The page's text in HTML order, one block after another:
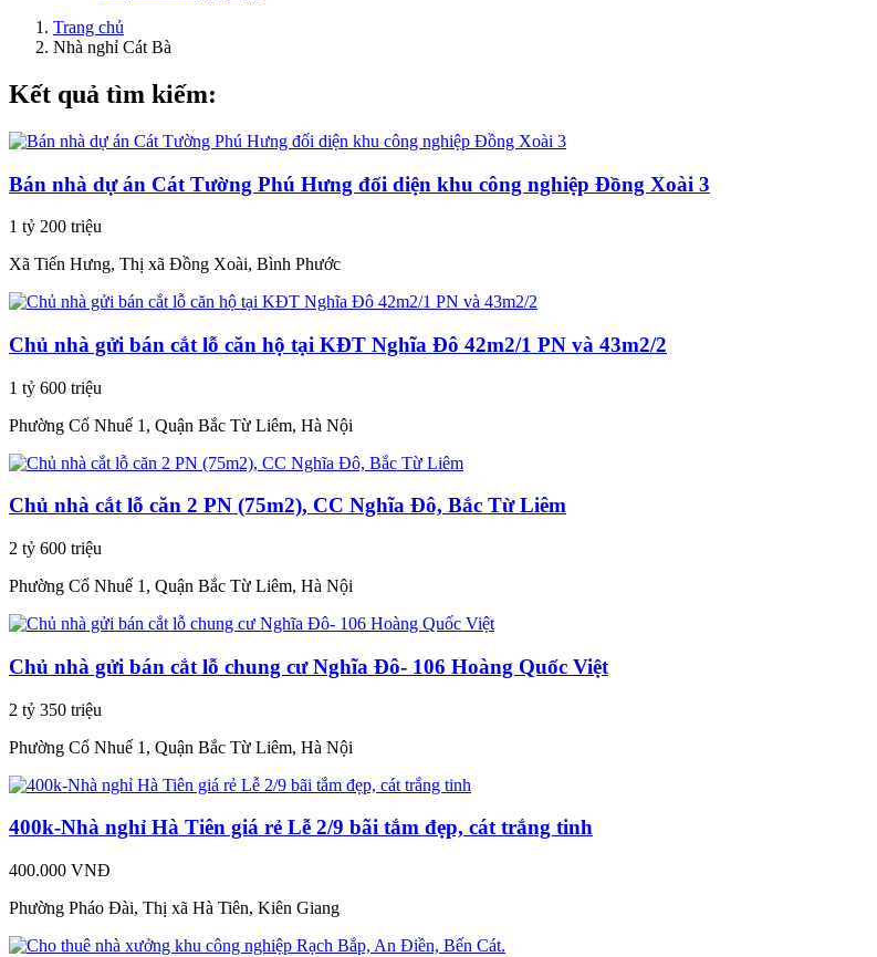
Trang chủ
Nhà nghỉ Cát Bà
Kết quả tìm kiếm:
Bán nhà dự án Cát Tường Phú Hưng đối diện khu công nghiệp Đồng Xoài 3
1 tỷ 200 triệu
Xã Tiến Hưng, Thị xã Đồng Xoài, Bình Phước
Chủ nhà gửi bán cắt lỗ căn hộ tại KĐT Nghĩa Đô 42m2/1 PN và 43m2/2
1 tỷ 600 triệu
Phường Cổ Nhuế 1, Quận Bắc Từ Liêm, Hà Nội
Chủ nhà cắt lỗ căn 2 PN (75m2), CC Nghĩa Đô, Bắc Từ Liêm
2 tỷ 600 triệu
Phường Cổ Nhuế 1, Quận Bắc Từ Liêm, Hà Nội
Chủ nhà gửi bán cắt lỗ chung cư Nghĩa Đô- 106 Hoàng Quốc Việt
2 tỷ 350 triệu
Phường Cổ Nhuế 1, Quận Bắc Từ Liêm, Hà Nội
400k-Nhà nghỉ Hà Tiên giá rẻ Lễ 2/9 bãi tắm đẹp, cát trắng tinh
400.000 VNĐ
Phường Pháo Đài, Thị xã Hà Tiên, Kiên Giang